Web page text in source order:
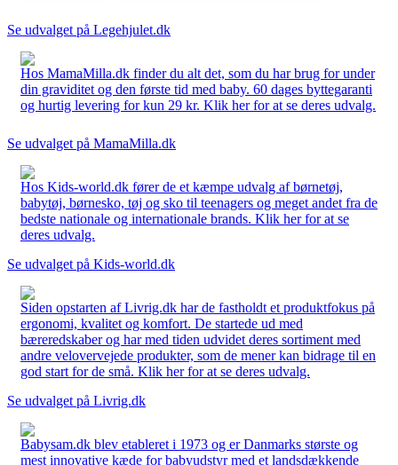
Se udvalget på Legehjulet.dk
Hos MamaMilla.dk finder du alt det, som du har brug for under
din graviditet og den første tid med baby. 60 dages byttegaranti
og hurtig levering for kun 29 kr. Klik her for at se deres udvalg.
Se udvalget på MamaMilla.dk
Hos Kids-world.dk fører de et kæmpe udvalg af børnetøj,
babytøj, børnesko, tøj og sko til teenagers og meget andet fra de
bedste nationale og internationale brands. Klik her for at se
deres udvalg.
Se udvalget på Kids-world.dk
Siden opstarten af Livrig.dk har de fastholdt et produktfokus på
ergonomi, kvalitet og komfort. De startede ud med
bæreredskaber og har med tiden udvidet deres sortiment med
andre velovervejede produkter, som de mener kan bidrage til en
god start for de små. Klik her for at se deres udvalg.
Se udvalget på Livrig.dk
Babysam.dk blev etableret i 1973 og er Danmarks største og
mest innovative kæde for babyudstyr med et landsdækkende